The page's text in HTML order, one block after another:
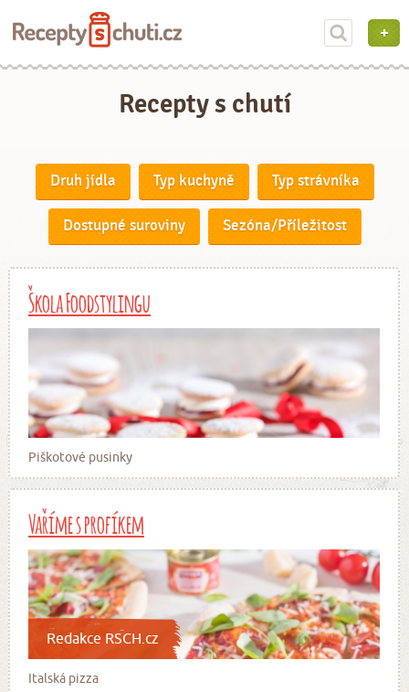
Recepty s chutí
Druh jídla Typ kuchyně Typ strávníka
Dostupné suroviny Sezóna/Příležitost
Škola Foodstylingu
Piškotové pusinky
Vaříme s profíkem
Redakce RSCH.cz
Italská pizza